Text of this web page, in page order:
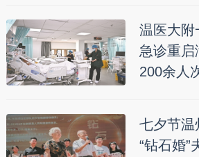
温医大附
急诊重启
200余人
七夕节温
“钻石婚”